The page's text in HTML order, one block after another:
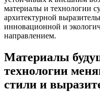
материалы и технологии
архитектурной
инновационной и
направлением.
Материалы
технологии
стили и